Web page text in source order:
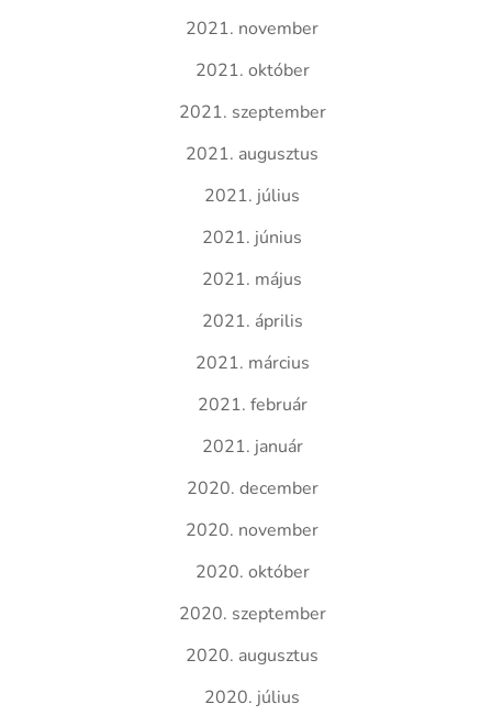
2021. november
2021. október
2021. szeptember
2021. augusztus
2021. július
2021. június
2021. május
2021. április
2021. március
2021. február
2021. január
2020. december
2020. november
2020. október
2020. szeptember
2020. augusztus
2020. július